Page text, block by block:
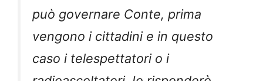
può governare Conte, prima
vengono i cittadini e in questo
caso i telespettatori o i